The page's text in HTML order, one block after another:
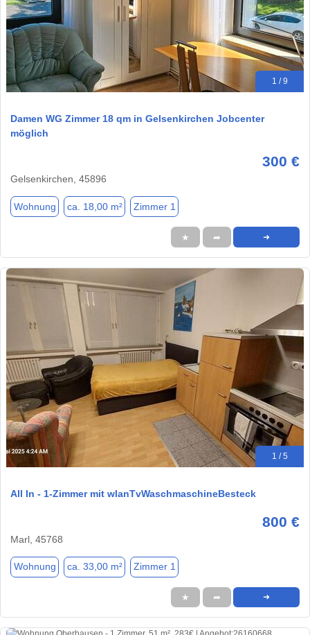
1 / 9
Damen WG Zimmer 18 qm in Gelsenkirchen Jobcenter
möglich
300 €
Gelsenkirchen, 45896
Wohnung ca. 18,00 m² Zimmer 1
★ ➦ ➜
1 / 5
All In - 1-Zimmer mit wlanTvWaschmaschineBesteck
800 €
Marl, 45768
Wohnung ca. 33,00 m² Zimmer 1
★ ➦ ➜